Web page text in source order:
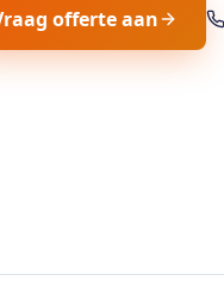
offerte aan